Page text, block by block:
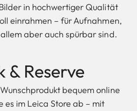
in hochwertiger Qualität
einrahmen – für Aufnahmen,
aber auch spürbar sind.
& Reserve
bequem online
es im Leica Store ab – mit